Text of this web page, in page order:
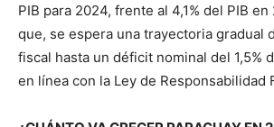
PIB para 2024, frente al 4,1% del PIB
que, se espera una trayectoria gradual
fiscal hasta un déficit nominal del 1,5%
en línea con la Ley de Responsabilidad